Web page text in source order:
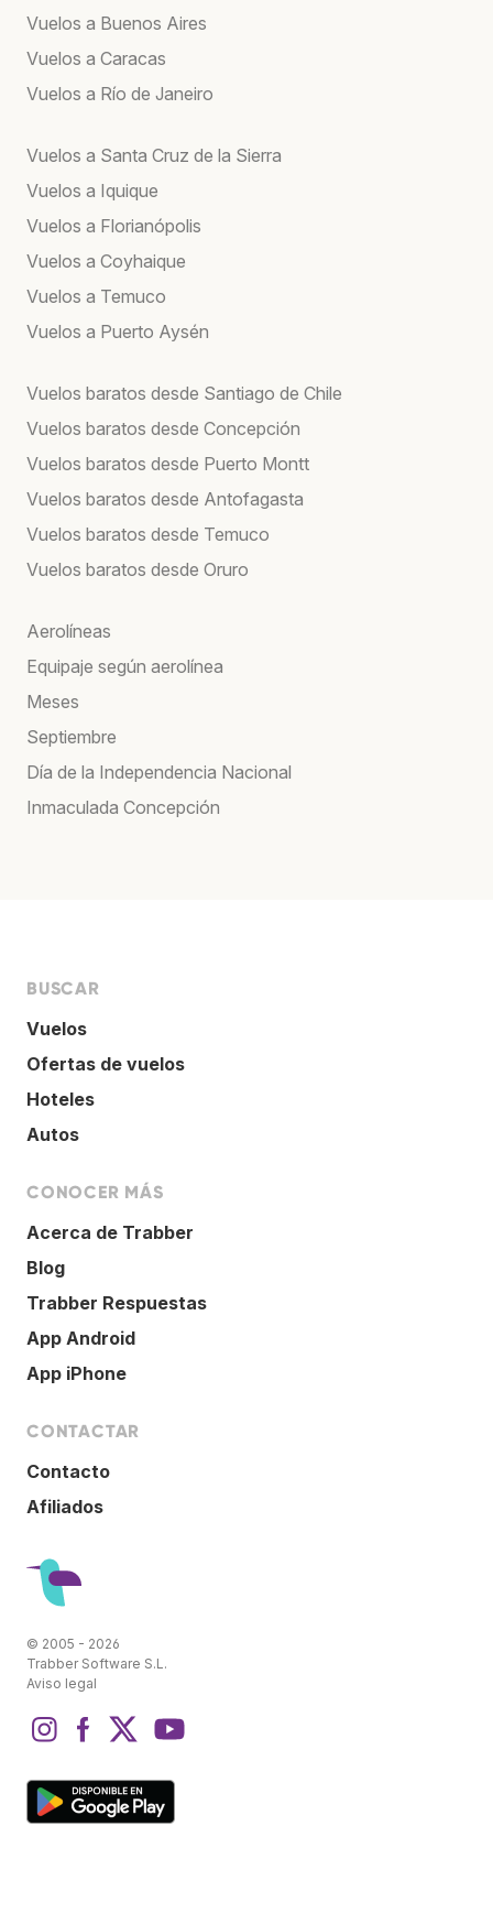
Vuelos a Buenos Aires
Vuelos a Caracas
Vuelos a Río de Janeiro
Vuelos a Santa Cruz de la Sierra
Vuelos a Iquique
Vuelos a Florianópolis
Vuelos a Coyhaique
Vuelos a Temuco
Vuelos a Puerto Aysén
Vuelos baratos desde Santiago de Chile
Vuelos baratos desde Concepción
Vuelos baratos desde Puerto Montt
Vuelos baratos desde Antofagasta
Vuelos baratos desde Temuco
Vuelos baratos desde Oruro
Aerolíneas
Equipaje según aerolínea
Meses
Septiembre
Día de la Independencia Nacional
Inmaculada Concepción
BUSCAR
Vuelos
Ofertas de vuelos
Hoteles
Autos
CONOCER MÁS
Acerca de Trabber
Blog
Trabber Respuestas
App Android
App iPhone
CONTACTAR
Contacto
Afiliados
© 2005 - 2026
Trabber Software S.L.
Aviso legal